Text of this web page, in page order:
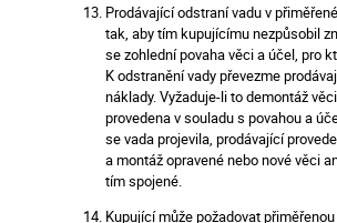
Prodávající odstraní vadu v
tak, aby tím kupujícímu nezpůsobil
se zohlední povaha věci a účel, pro
K odstranění vady převezme
náklady. Vyžaduje-li to demontáž
provedena v souladu s povahou a
se vada projevila, prodávající
a montáž opravené nebo nové věci
tím spojené.
Kupující může požadovat